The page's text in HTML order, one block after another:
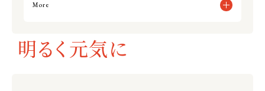
More
目標達成のために勇気を持って方法を変える
個人としてやりきるのみならず、仲間の行動にも
明るく元気に